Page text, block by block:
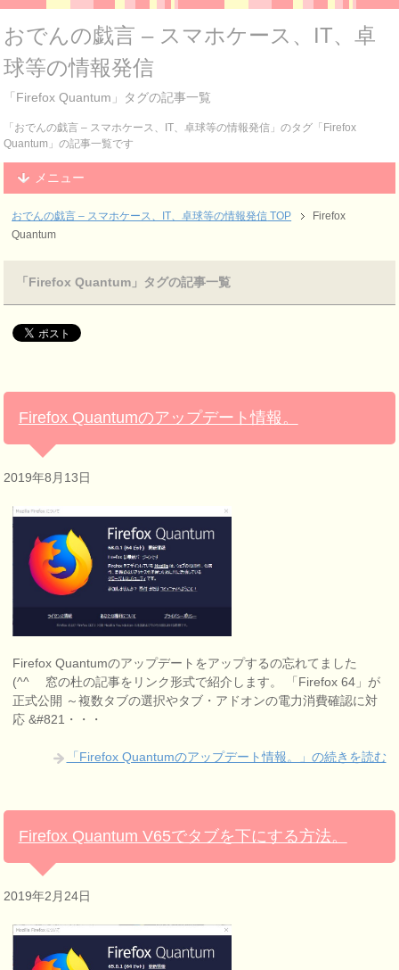
おでんの戯言 – スマホケース、IT、卓
球等の情報発信
「Firefox Quantum」タグの記事一覧
「おでんの戯言 – スマホケース、IT、卓球等の情報発信」のタグ「Firefox
Quantum」の記事一覧です
メニュー
おでんの戯言 – スマホケース、IT、卓球等の情報発信 TOP
Firefox
Quantum
「Firefox Quantum」タグの記事一覧
Firefox Quantumのアップデート情報。
2019年8月13日
Firefox Quantumのアップデートをアップするの忘れてました
(^^ゞ 窓の杜の記事をリンク形式で紹介します。 「Firefox 64」が
正式公開 ～複数タブの選択やタブ・アドオンの電力消費確認に対
応 &#821・・・
「Firefox Quantumのアップデート情報。」の続きを読む
Firefox Quantum V65でタブを下にする方法。
2019年2月24日